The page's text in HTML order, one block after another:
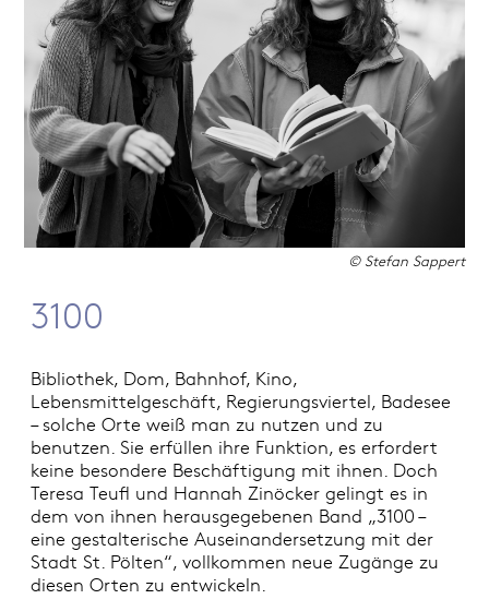
© Stefan Sappert
3100
Bibliothek, Dom, Bahnhof, Kino,
Lebensmittelgeschäft, Regierungsviertel, Badesee
– solche Orte weiß man zu nutzen und zu
benutzen. Sie erfüllen ihre Funktion, es erfordert
keine besondere Beschäftigung mit ihnen. Doch
Teresa Teufl und Hannah Zinöcker gelingt es in
dem von ihnen herausgegebenen Band „3100 –
eine gestalterische Auseinandersetzung mit der
Stadt St. Pölten“, vollkommen neue Zugänge zu
diesen Orten zu entwickeln.